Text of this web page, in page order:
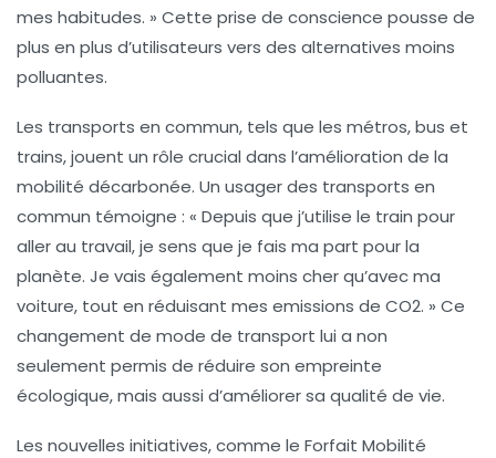
mes habitudes. » Cette prise de conscience pousse de
plus en plus d’utilisateurs vers des alternatives moins
polluantes.
Les transports en commun, tels que les métros,bus et
trains, jouent un rôle crucial dans l’amélioration de la
mobilité décarbonée. Un usager des transports en
commun témoigne : « Depuis que j’utilise le train pour
aller au travail, je sens que je fais ma part pour la
planète. Je vais également moins cher qu’avec ma
voiture, tout en réduisant mes emissions de CO2. » Ce
changement de mode de transport lui a non
seulement permis de réduire son empreinte
écologique, mais aussi d’améliorer sa qualité de vie.
Les nouvelles initiatives, comme le Forfait Mobilité